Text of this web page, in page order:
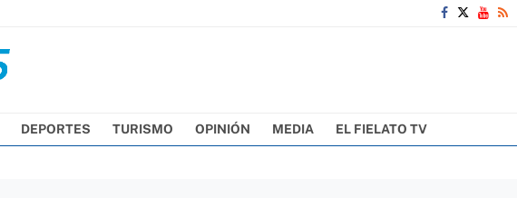
DEPORTES TURISMO OPINIÓN MEDIA EL FIELATO TV